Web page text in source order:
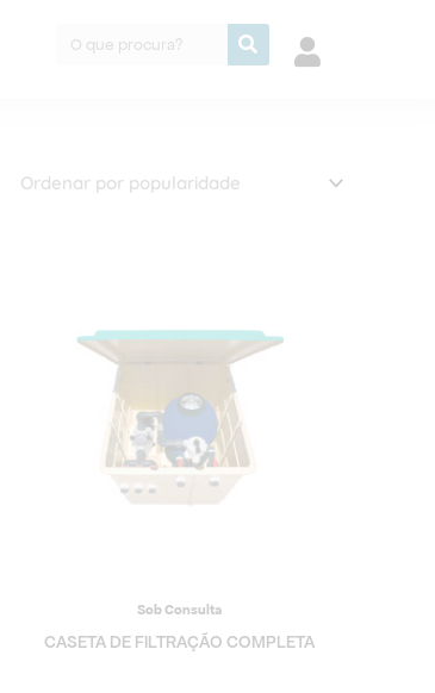
Procurar
Sob Consulta
CASETA DE FILTRAÇÃO COMPLETA